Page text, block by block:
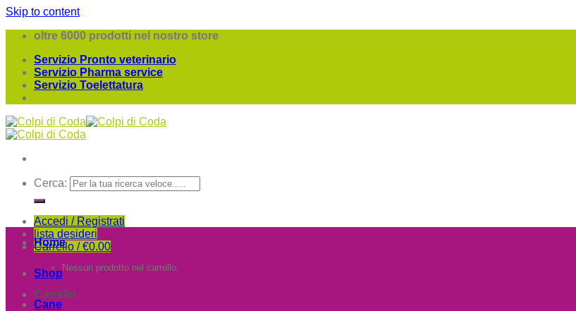
Skip to content
oltre 6000 prodotti nel nostro store
Servizio Pronto veterinario
Servizio Pharma service
Servizio Toelettatura
Cerca:
Accedi / Registrati
lista desideri
Carrello /€0.00
Nessun prodotto nel carrello.
Carrello
Home
Shop
Cane